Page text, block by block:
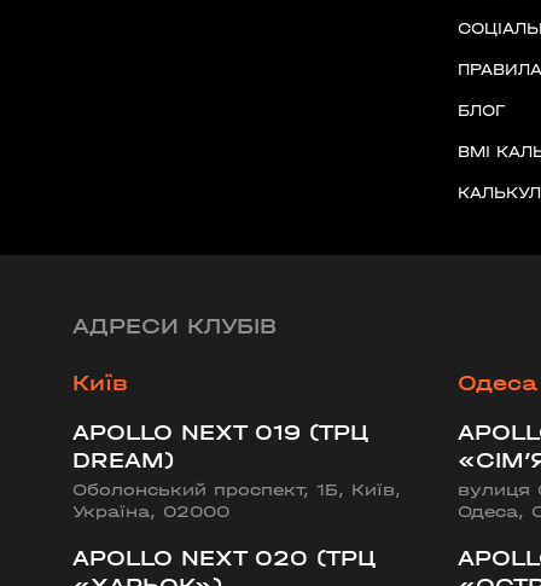
APOLLO NEXT 035 (ТРЦ «ГЕРМЕС»)
Україна
Вінниця
APOLLO NEXT 033 (ТЦ
БЛОГ
BMI
АДРЕСИ КЛУБІВ
Київ
APOLLO NEXT 019 (ТРЦ
DREAM)
Оболонський проспект, 1Б, Київ,
Україна, 02000
APOLLO NEXT 020 (ТРЦ
Одеса
вулиця
Одеса,